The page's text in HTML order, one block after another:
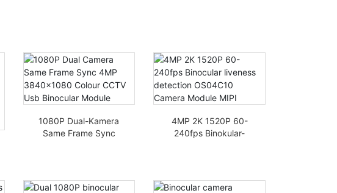
1080P Dual-Kamera
Same Frame Sync
4MP 2K 1520P 60-
240fps Binokular-